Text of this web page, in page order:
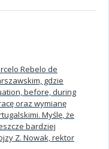
Rebelo de
gdzie
before, during
oraz wymianę
Myślę, że
bardziej
Z. Nowak, rektor